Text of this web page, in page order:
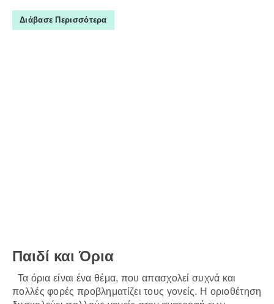
Διάβασε Περισσότερα
Παιδί και Όρια
Τα όρια είναι ένα θέμα, που απασχολεί συχνά και
πολλές φορές προβληματίζει τους γονείς. Η οριοθέτηση